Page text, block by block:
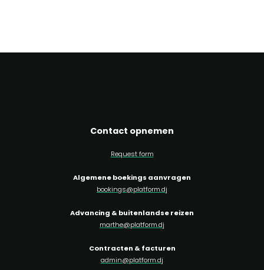
Contact opnemen
Request form
Algemene boekings aanvragen
bookings@platform.dj
Advancing & buitenlandse reizen
marthe@platform.dj
Contracten & facturen
admin@platform.dj